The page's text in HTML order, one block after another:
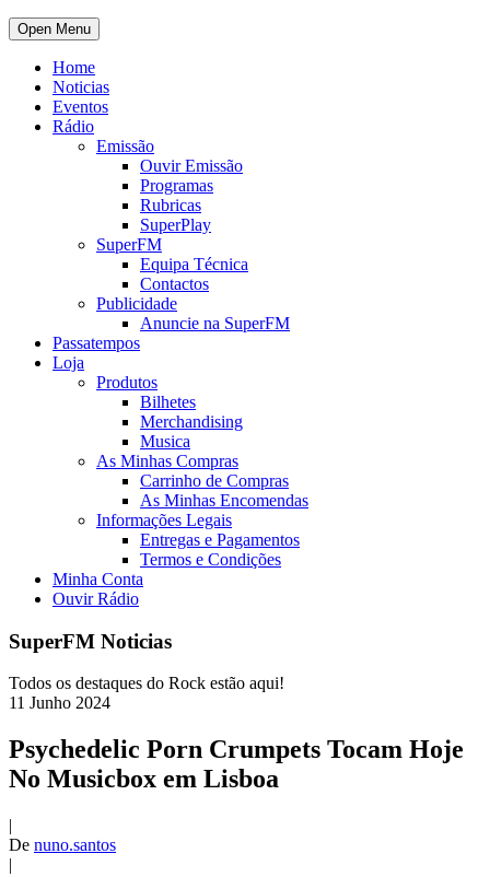
Open Menu
Home
Noticias
Eventos
Rádio
Emissão
Ouvir Emissão
Programas
Rubricas
SuperPlay
SuperFM
Equipa Técnica
Contactos
Publicidade
Anuncie na SuperFM
Passatempos
Loja
Produtos
Bilhetes
Merchandising
Musica
As Minhas Compras
Carrinho de Compras
As Minhas Encomendas
Informações Legais
Entregas e Pagamentos
Termos e Condições
Minha Conta
Ouvir Rádio
SuperFM Noticias
Todos os destaques do Rock estão aqui!
11 Junho 2024
Psychedelic Porn Crumpets Tocam Hoje
No Musicbox em Lisboa
|
De nuno.santos
|